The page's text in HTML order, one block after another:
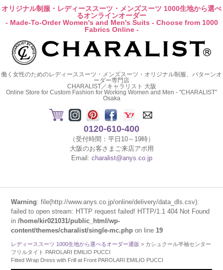
オリジナル制服・レディーススーツ・メンズスーツ 1000生地から選べ
るオンラインオーダー
- Made-To-Order Women's and Men's Suits - Choose from 1000
Fabrics Online -
働く女性のためのレディーススーツ・メンズスーツ・オリジナル制服、パターンオ
ーダー専門店
CHARALIST／キャラリスト 大阪
Online Store for Custom Fashion for Working Women and Men - "CHARALIST"
Osaka
0120-610-400
（受付時間：平日10～19時）
大阪のお客さまご来店アポ用
Email: charalist@anys.co.jp
Warning: file(http://www.anys.co.jp/online/delivery/data_dls.csv):
failed to open stream: HTTP request failed! HTTP/1.1 404 Not Found
in/home/kir021031/public_html/wp-
content/themes/charalist/single-mc.php on line19
レディーススーツ 1000生地から選べるオーダー通販 > カシュクール半袖センター
フリルタイト PAROLARI EMILIO PUCCI
Fitted Wrap Dress with Frill at Front PAROLARI EMILIO PUCCI